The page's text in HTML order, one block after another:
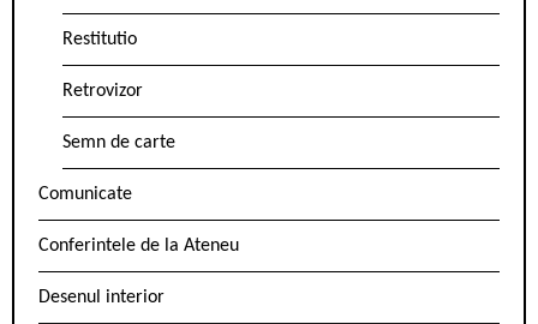
Restitutio
Retrovizor
Semn de carte
Comunicate
Conferintele de la Ateneu
Desenul interior